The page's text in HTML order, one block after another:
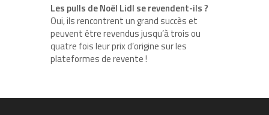
Les pulls de Noël Lidl se revendent-ils ?
Oui, ils rencontrent un grand succès et
peuvent être revendus jusqu’à trois ou
quatre fois leur prix d’origine sur les
plateformes de revente !